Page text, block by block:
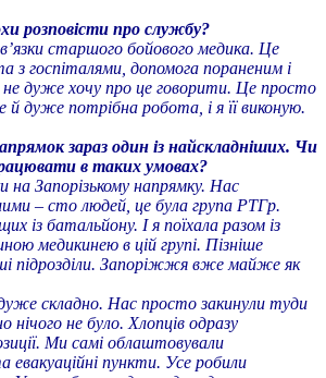
розповісти про службу?
старшого бойового медика. Це
з госпіталями, допомога пораненим і
не дуже хочу про це говорити. Це просто
дуже потрібна робота, і я її виконую.
зараз один із найскладніших. Чи
в таких умовах?
на Запорізькому напрямку. Нас
– сто людей, це була група РТГр.
із батальйону. І я поїхала разом із
медикинею в цій групі. Пізніше
підрозділи. Запоріжжя вже майже як
складно. Нас просто закинули туди
нічого не було. Хлопців одразу
Ми самі облаштовували
евакуаційні пункти. Усе робили